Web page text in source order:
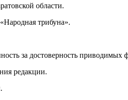
области.
трибуна».
за достоверность приводимых
редакции.